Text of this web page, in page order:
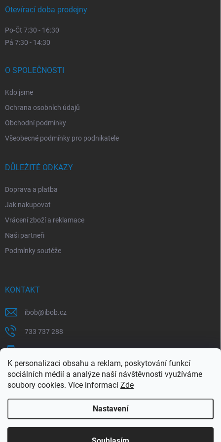
K personalizaci obsahu a reklam, poskytování funkcí
sociálních médií a analýze naší návštěvnosti využíváme
soubory cookies. Více informací Zde
Nastavení
Využijte naší letní akce, kde na Vás čeká spousta
Otevírací doba prodejny
Po-Čt 7:30 - 16:30
Pá 7:30 - 14:30
O SPOLEČNOSTI
Kdo jsme
Ochrana osobních údajů
Obchodní podmínky
Všeobecné podmínky pro podnikatele
DŮLEŽITÉ ODKAZY
Doprava a platba
Jak nakupovat
Vrácení zboží a reklamace
Naši partneři
Podmínky soutěže
KONTAKT
ibob@ibob.cz
733 737 288
607 069 561
Sledujte nás na Facebooku !
ibob_s.r.o/
Copyright 2026ibob s.r.o.. Všechna práva vyhrazena.Upravit nastavení
cookies